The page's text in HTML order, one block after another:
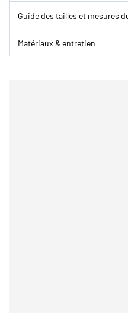
Guide des tailles et mesures
Matériaux & entretien